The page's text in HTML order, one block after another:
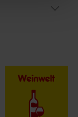
Weinwelt